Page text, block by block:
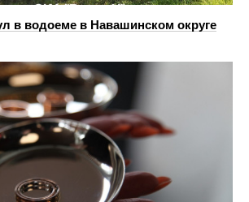
в водоеме в Навашинском округе